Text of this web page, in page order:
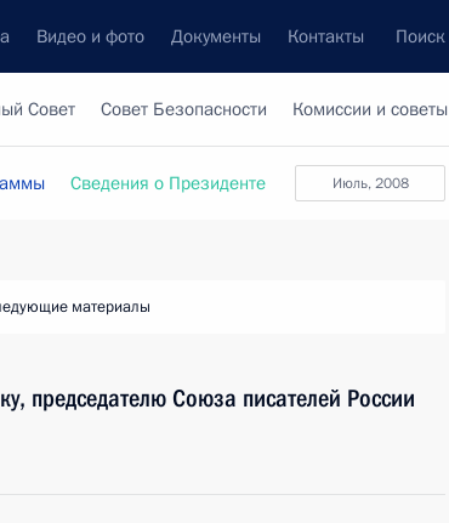
Видео и фото Документы Контакты Поиск
Совет Совет Безопасности Комиссии и советы
июль, 2008
Сведения о Президенте
материалы
председателю Союза писателей России